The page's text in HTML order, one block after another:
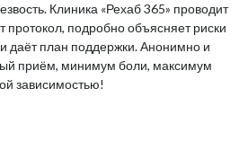
Клиника «Рехаб 365» проводит
протокол, подробно объясняет риски
даёт план поддержки. Анонимно и
приём, минимум боли, максимум
зависимостью!